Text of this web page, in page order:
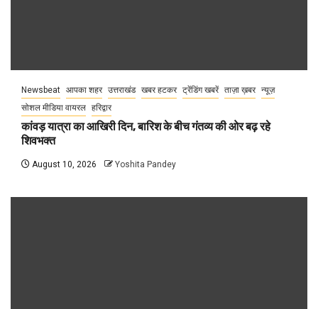
Newsbeat आपका शहर उत्तराखंड खबर हटकर ट्रेंडिंग खबरें ताज़ा ख़बर न्यूज़
सोशल मीडिया वायरल हरिद्वार
कांवड़ यात्रा का आखिरी दिन, बारिश के बीच गंतव्य की ओर बढ़ रहे
शिवभक्त
August 10, 2026 Yoshita Pandey